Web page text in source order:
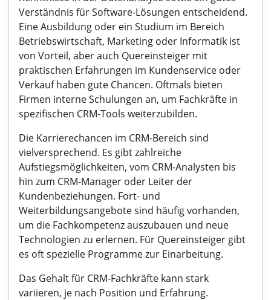
Verständnis für Software-Lösungen entscheidend.
Eine Ausbildung oder ein Studium im Bereich
Betriebswirtschaft, Marketing oder Informatik ist
von Vorteil, aber auch Quereinsteiger mit
praktischen Erfahrungen im Kundenservice oder
Verkauf haben gute Chancen. Oftmals bieten
Firmen interne Schulungen an, um Fachkräfte in
spezifischen CRM-Tools weiterzubilden.
Die Karrierechancen im CRM-Bereich sind
vielversprechend. Es gibt zahlreiche
Aufstiegsmöglichkeiten, vom CRM-Analysten bis
hin zum CRM-Manager oder Leiter der
Kundenbeziehungen. Fort- und
Weiterbildungsangebote sind häufig vorhanden,
um die Fachkompetenz auszubauen und neue
Technologien zu erlernen. Für Quereinsteiger gibt
es oft spezielle Programme zur Einarbeitung.
Das Gehalt für CRM-Fachkräfte kann stark
variieren, je nach Position und Erfahrung.